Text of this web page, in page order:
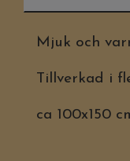
Mjuk och
Tillverkad i
ca 100x150